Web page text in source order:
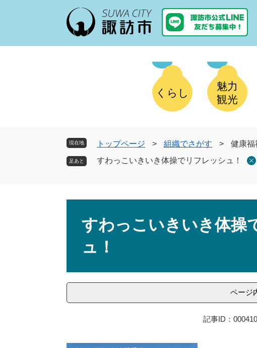
くらし
魅力
観光
現在地 トップページ > 組織でさがす > 健康福
すわっこいきいき体操でリフレッシュ！
すわっこいきいき体操
ュ！
ページ
記事ID：